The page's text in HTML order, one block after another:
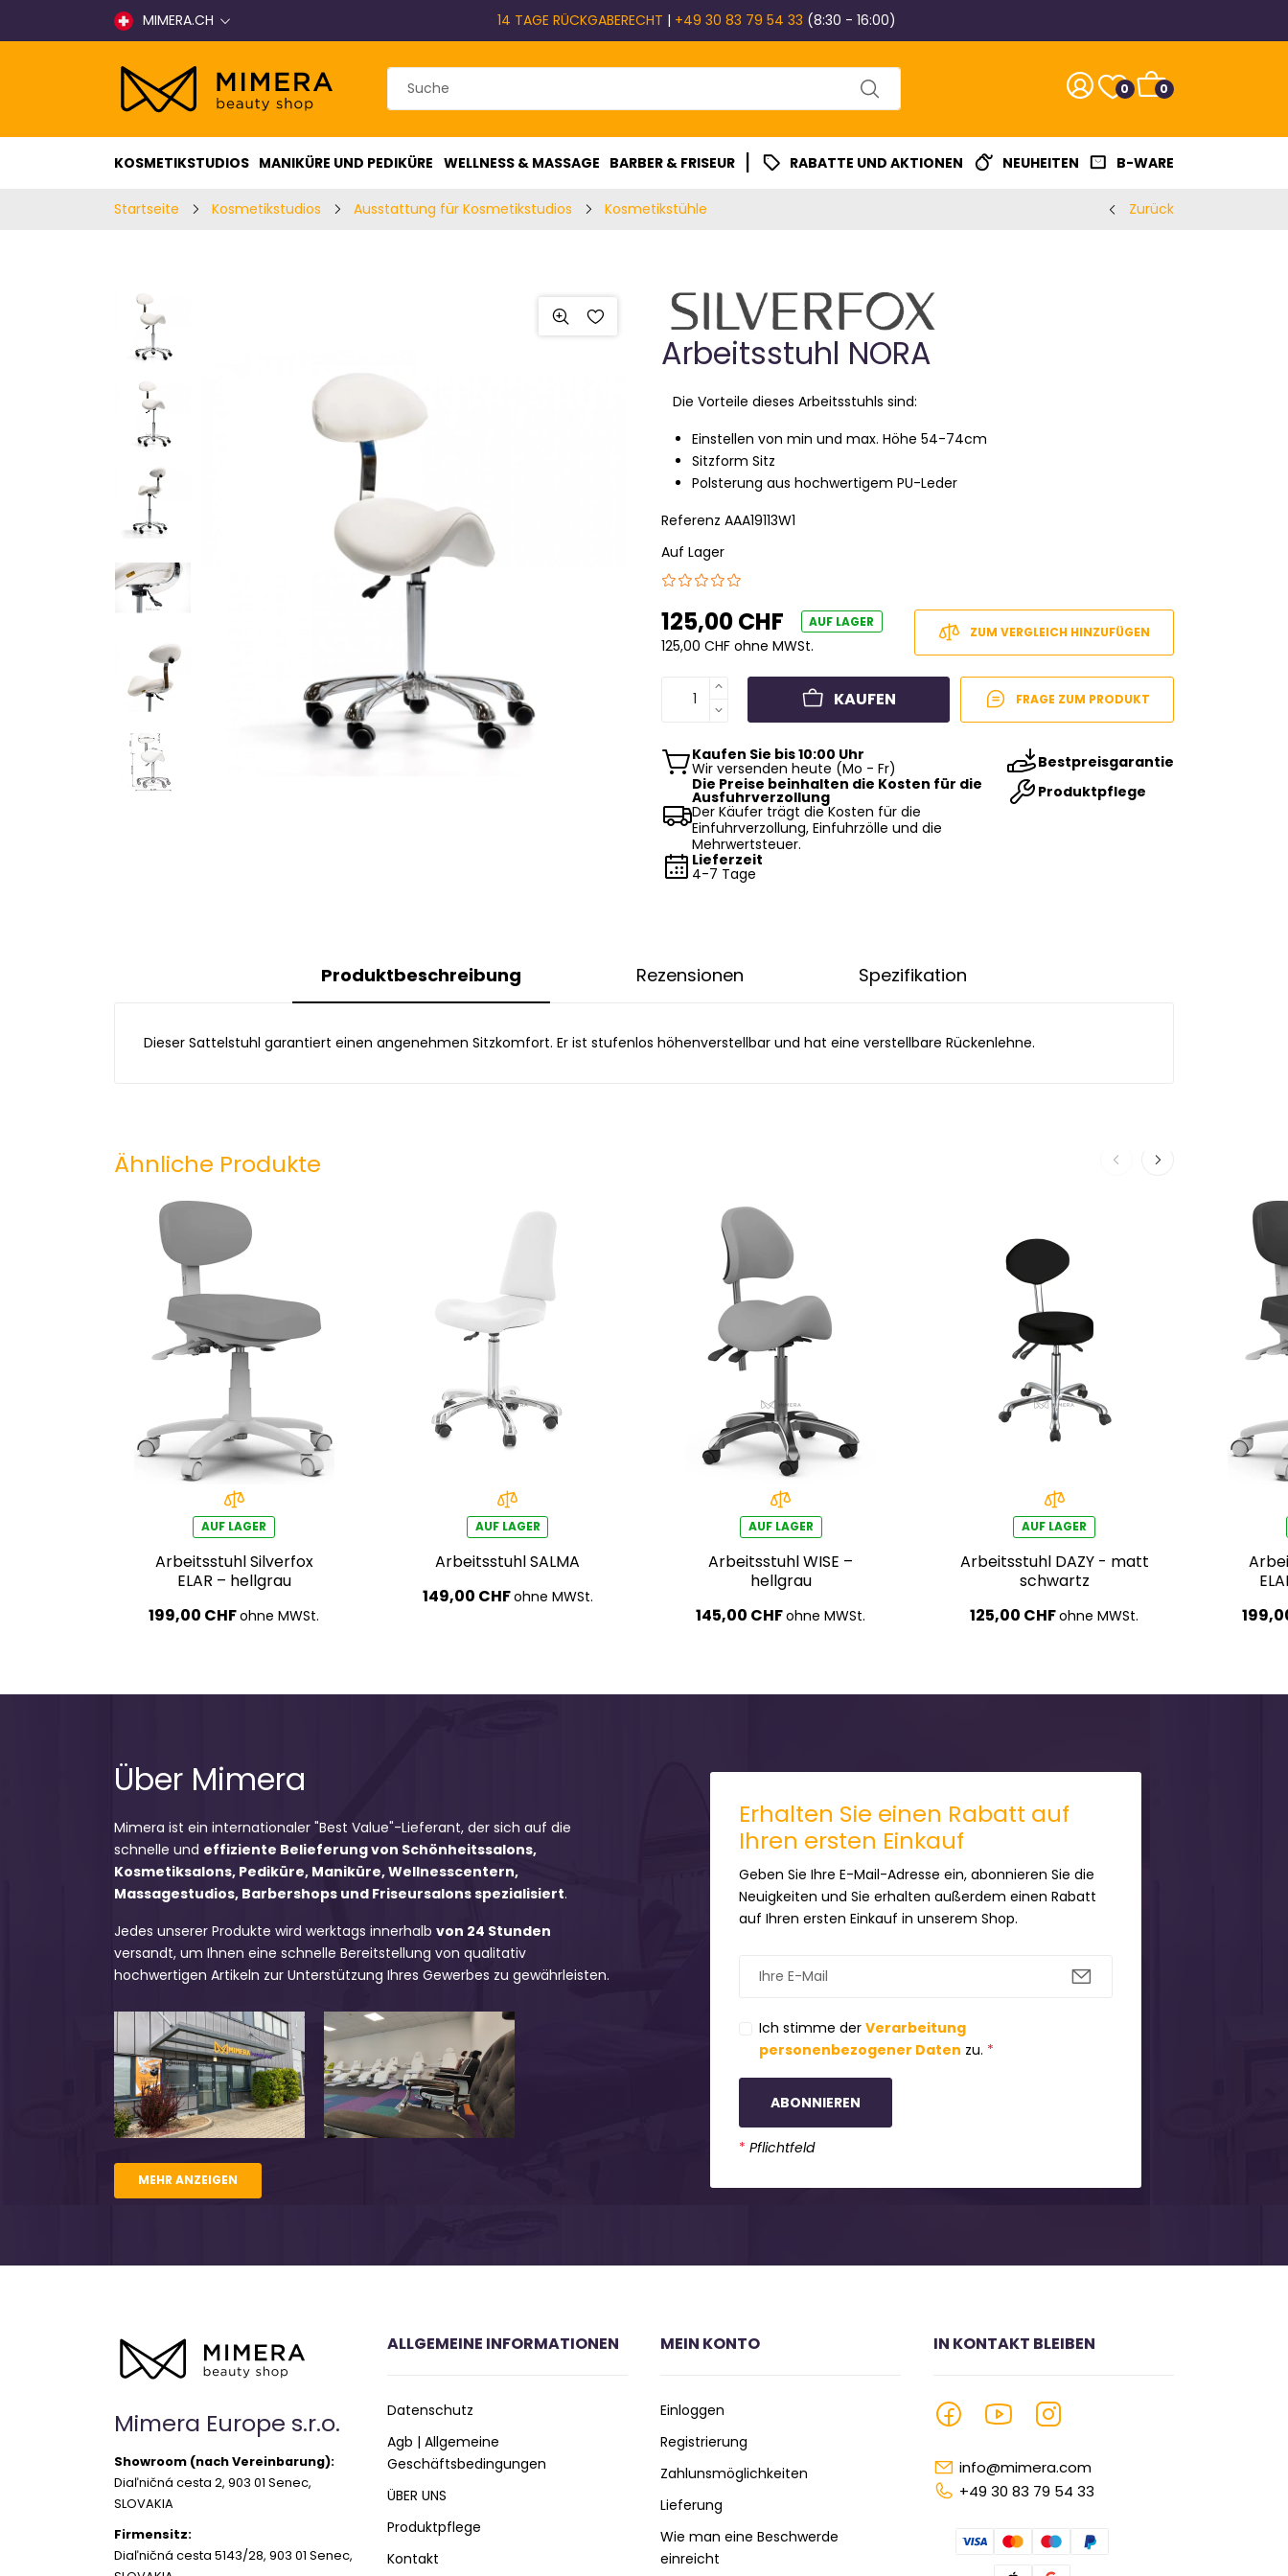
MIMERA.CH 14 TAGE RÜCKGABERECHT | +49 30 83 79 54 33 (8:30 - 16:00)
0 0
KOSMETIKSTUDIOS MANIKÜRE UND PEDIKÜRE WELLNESS & MASSAGE BARBER & FRISEUR | RABATTE UND AKTIONEN NEUHEITEN B-WARE
Startseite Kosmetikstudios Ausstattung für Kosmetikstudios Kosmetikstühle Zurück
Arbeitsstuhl NORA
Die Vorteile dieses Arbeitsstuhls sind:
Einstellen von min und max. Höhe 54-74cm
Sitzform Sitz
Polsterung aus hochwertigem PU-Leder
Referenz AAA19113W1
Auf Lager
125,00 CHF AUF LAGER
125,00 CHF ohne MWSt.
ZUM VERGLEICH HINZUFÜGEN
KAUFEN FRAGE ZUM PRODUKT
Kaufen Sie bis 10:00 Uhr
Wir versenden heute (Mo - Fr)
Die Preise beinhalten die Kosten für die
Ausfuhrverzollung
Der Käufer trägt die Kosten für die
Einfuhrverzollung, Einfuhrzölle und die
Mehrwertsteuer.
Lieferzeit
4-7 Tage
Bestpreisgarantie
Produktpflege
Produktbeschreibung Rezensionen Spezifikation
Dieser Sattelstuhl garantiert einen angenehmen Sitzkomfort. Er ist stufenlos höhenverstellbar und hat eine verstellbare Rückenlehne.
Ähnliche Produkte
AUF LAGER
Arbeitsstuhl Silverfox
ELAR – hellgrau
199,00 CHFohne MWSt.
AUF LAGER
Arbeitsstuhl SALMA
149,00 CHFohne MWSt.
AUF LAGER
Arbeitsstuhl WISE –
hellgrau
145,00 CHFohne MWSt.
AUF LAGER
Arbeitsstuhl DAZY - matt
schwartz
125,00 CHFohne MWSt.
Über Mimera
Mimera ist ein internationaler "Best Value"-Lieferant, der sich auf die
schnelle und effiziente Belieferung von Schönheitssalons,
Kosmetiksalons, Pediküre, Maniküre, Wellnesscentern,
Massagestudios, Barbershops und Friseursalons spezialisiert.
Jedes unserer Produkte wird werktags innerhalbvon 24 Stunden
versandt, um Ihnen eine schnelle Bereitstellung von qualitativ
hochwertigen Artikeln zur Unterstützung Ihres Gewerbes zu gewährleisten.
MEHR ANZEIGEN
Erhalten Sie einen Rabatt auf
Ihren ersten Einkauf
Geben Sie Ihre E-Mail-Adresse ein, abonnieren Sie die
Neuigkeiten und Sie erhalten außerdem einen Rabatt
auf Ihren ersten Einkauf in unserem Shop.
Ich stimme der Verarbeitung
personenbezogener Daten zu. *
ABONNIEREN
* Pflichtfeld
Mimera Europe s.r.o.
Showroom (nach Vereinbarung):
Diaľničná cesta 2, 903 01 Senec,
SLOVAKIA
Firmensitz:
Diaľničná cesta 5143/28, 903 01 Senec,
ALLGEMEINE INFORMATIONEN
Datenschutz
Agb | Allgemeine
Geschäftsbedingungen
ÜBER UNS
Produktpflege
Kontakt
MEIN KONTO
Einloggen
Registrierung
Zahlunsmöglichkeiten
Lieferung
Wie man eine Beschwerde
einreicht
IN KONTAKT BLEIBEN
info@mimera.com
+49 30 83 79 54 33